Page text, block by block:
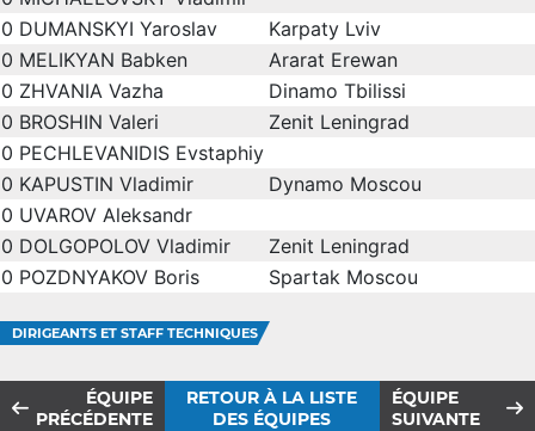
0 DUMANSKYI Yaroslav
Karpaty Lviv
0 MELIKYAN Babken
Ararat Erewan
0 ZHVANIA Vazha
Dinamo Tbilissi
0 BROSHIN Valeri
Zenit Leningrad
0 PECHLEVANIDIS Evstaphiy
0 KAPUSTIN Vladimir
Dynamo Moscou
0 UVAROV Aleksandr
0 DOLGOPOLOV Vladimir
Zenit Leningrad
0 POZDNYAKOV Boris Spartak Moscou
DIRIGEANTS ET STAFF TECHNIQUES
ÉQUIPE
PRÉCÉDENTE
RETOUR À LA LISTE
DES ÉQUIPES
ÉQUIPE
SUIVANTE